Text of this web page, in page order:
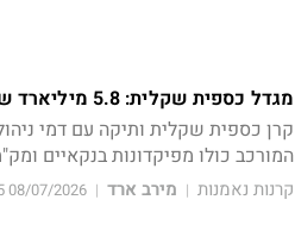
מגדל כספית שקלית: 5.8 מיליארד שקל
המורכב כולו מפיקדונות בנקאיים
קרנות נאמנות | מירב ארד |
08/07/2026 23:15